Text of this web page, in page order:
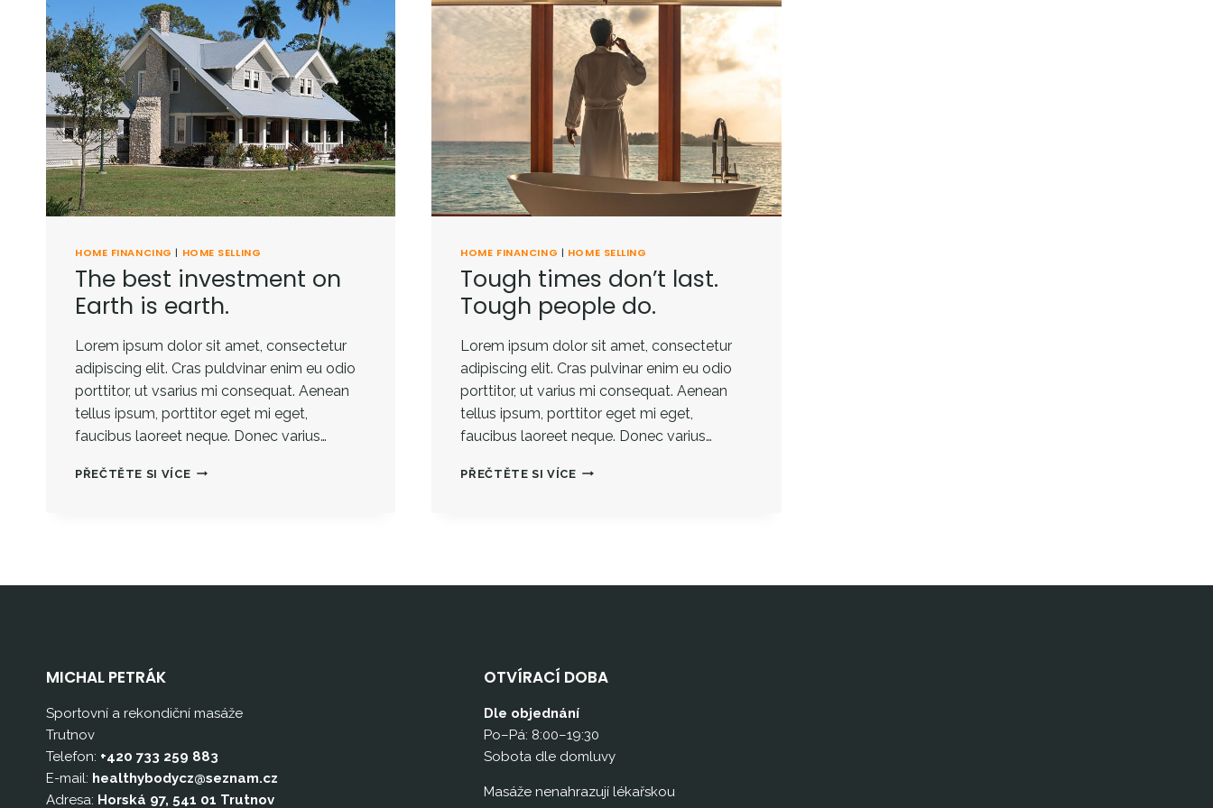
HOME FINANCING | HOME SELLING
The best investment on
Earth is earth.
Lorem ipsum dolor sit amet, consectetur
adipiscing elit. Cras puldvinar enim eu odio
porttitor, ut vsarius mi consequat. Aenean
tellus ipsum, porttitor eget mi eget,
faucibus laoreet neque. Donec varius…
PŘEČTĚTE SI VÍCE THE
HOME FINANCING | HOME SELLING
Tough times don’t last.
Tough people do.
Lorem ipsum dolor sit amet, consectetur
adipiscing elit. Cras pulvinar enim eu odio
porttitor, ut varius mi consequat. Aenean
tellus ipsum, porttitor eget mi eget,
faucibus laoreet neque. Donec varius…
PŘEČTĚTE SI VÍCE TOUGH
MICHAL PETRÁK
Sportovní a rekondiční masáže
Trutnov
Telefon: +420 733 259 883
E-mail: healthybodycz@seznam.cz
Adresa: Horská 97, 541 01 Trutnov
OTVÍRACÍ DOBA
Dle objednání
Po–Pá: 8:00–19:30
Sobota dle domluvy
Masáže nenahrazují lékařskou